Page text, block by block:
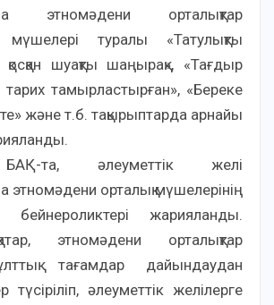
этномәдени орталықтар
мүшелері туралы «Татулықты
қосқан шуақты шаңырақ», «Тағдыр
тамырластырған», «Береке
және т.б. тақырыптарда арнайы
та, әлеуметтік желі
этномәдени орталық мүшелерінің
бейнероликтері жарияланды.
этномәдени орталықтар
тағамдар дайындаудан
түсіріліп, әлеуметтік желілерге